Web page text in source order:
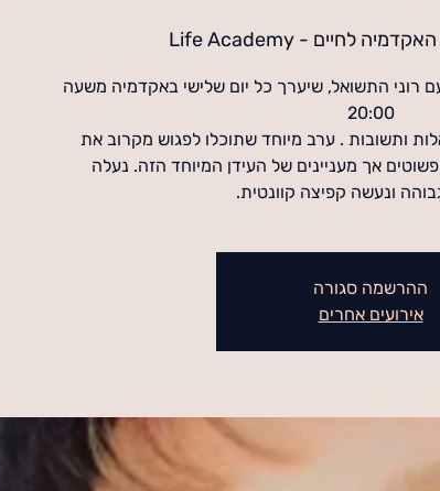
האקדמיה לחיים - Life Academy
רוני התשואל, שיערך כל יום שלישי באקדמיה משעה
ותשובות . ערב מיוחד שתוכלו לפגוש מקרוב את
אך מעניינים של העידן המיוחד הזה. נעלה
ונעשה קפיצה קוונטית.
ההרשמה סגורה
אירועים אחרים